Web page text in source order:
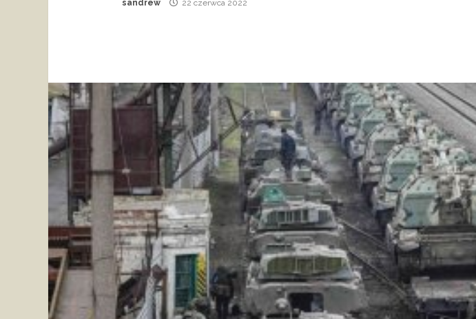
sandrew 22 czerwca 2022